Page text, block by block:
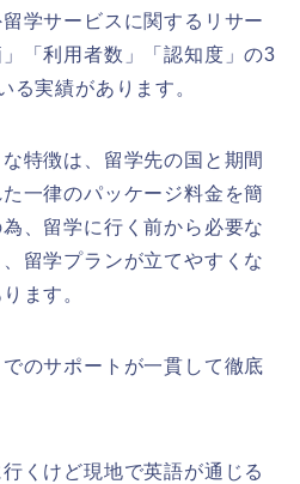
学サービスに関するリサー
「利用者数」「認知度」の3
る実績があります。
特徴は、留学先の国と期間
一律のパッケージ料金を簡
、留学に行く前から必要な
留学プランが立てやすくな
ます。
のサポートが一貫して徹底
くけど現地で英語が通じる